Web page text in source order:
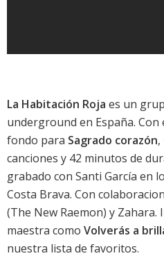
La Habitación Roja es un
underground en España.
fondo para Sagrado corazón,
canciones y 42 minutos de
grabado con Santi García en
Costa Brava. Con
(The New Raemon) y Zahara.
maestra como Volverás a
nuestra lista de favoritos.